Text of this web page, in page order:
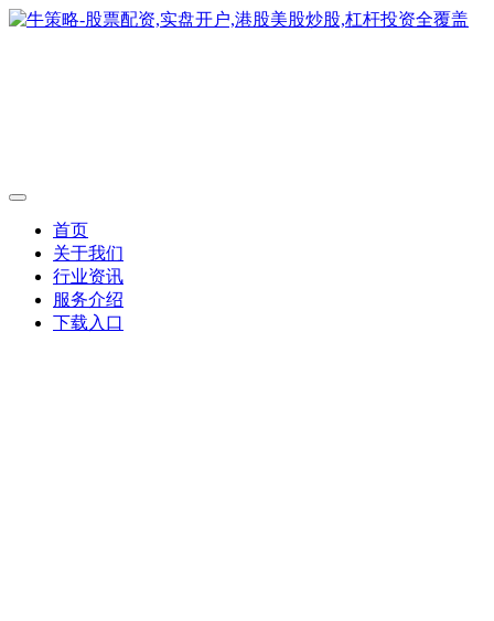
首页
关于我们
行业资讯
服务介绍
下载入口